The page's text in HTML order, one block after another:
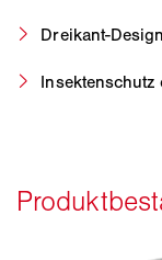
Dreikant-
Insektenschutz